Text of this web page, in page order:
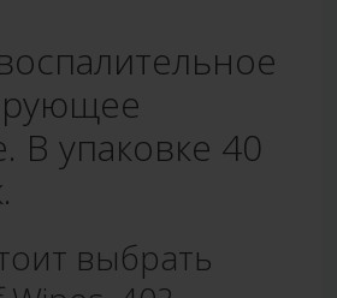
В упаковке 40
выбрать